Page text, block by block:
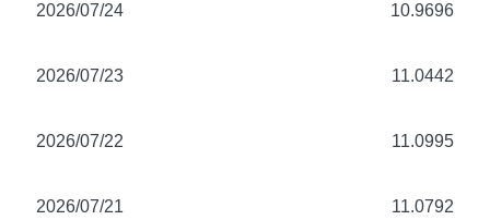
2026/07/24 10.9696
2026/07/23 11.0442
2026/07/22 11.0995
2026/07/21 11.0792